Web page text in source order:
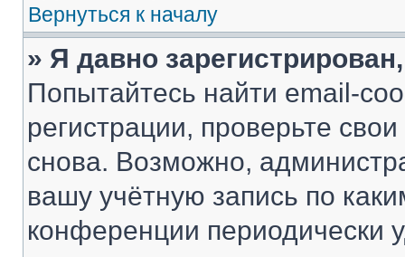
Вернуться к началу
» Я давно
Попытайтесь найти email-
регистрации, проверьте
снова. Возможно,
вашу учётную запись по
конференции периодически